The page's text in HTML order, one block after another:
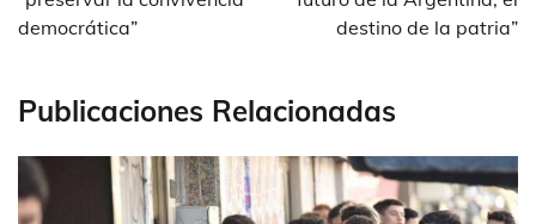
democrática”
destino de la patria”
Publicaciones Relacionadas